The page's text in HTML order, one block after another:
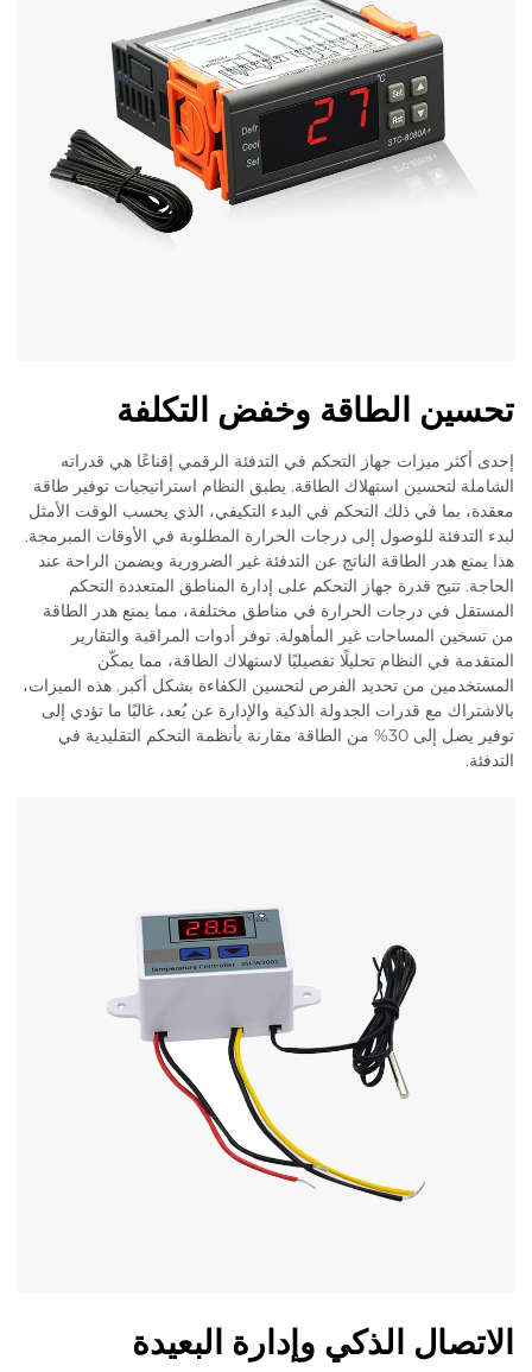
تحسين الطاقة وخفض التكلفة
إحدى أكثر ميزات جهاز التحكم في التدفئة الرقمي إقناعًا هي قدراته
الشاملة لتحسين استهلاك الطاقة. يطبق النظام استراتيجيات توفير طاقة
معقدة، بما في ذلك التحكم في البدء التكيفي، الذي يحسب الوقت الأمثل
لبدء التدفئة للوصول إلى درجات الحرارة المطلوبة في الأوقات المبرمجة.
هذا يمنع هدر الطاقة الناتج عن التدفئة غير الضرورية ويضمن الراحة عند
الحاجة. تتيح قدرة جهاز التحكم على إدارة المناطق المتعددة التحكم
المستقل في درجات الحرارة في مناطق مختلفة، مما يمنع هدر الطاقة
من تسخين المساحات غير المأهولة. توفر أدوات المراقبة والتقارير
المتقدمة في النظام تحليلًا تفصيليًا لاستهلاك الطاقة، مما يمكّن
المستخدمين من تحديد الفرص لتحسين الكفاءة بشكل أكبر. هذه الميزات،
بالاشتراك مع قدرات الجدولة الذكية والإدارة عن بُعد، غالبًا ما تؤدي إلى
توفير يصل إلى 30% من الطاقة مقارنة بأنظمة التحكم التقليدية في
التدفئة.
الاتصال الذكي وإدارة البعيدة